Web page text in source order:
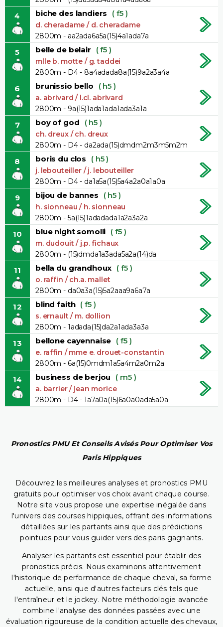
4 biche des landiers ( f5 )
d. cheradame / d. cheradame
2800m - aa2ada6a5a(15)4a1ada7a
5 belle de belair ( f5 )
mlle b. motte / g. taddei
2800m - D4 - 8a4adada8a(15)9a2a3a4a
6 brunissio bello ( h5 )
a. abrivard / l.cl. abrivard
2800m - 9a(15)1ada1ada1ada3a1a
7 boy of god ( h5 )
ch. dreux / ch. dreux
2800m - D4 - da2ada(15)dmdm2m3m5m2m
8 boris du clos ( h5 )
j. lebouteiller / j. lebouteiller
2800m - D4 - da1a5a(15)5a4a2a0a1a0a
9 bijou de bannes ( h5 )
h. sionneau / h. sionneau
2800m - 5a(15)1adadada1a2a3a2a
10 blue night somolli ( f5 )
m. dudouit / j.p. fichaux
2800m - (15)dmda1a3ada5a2a(14)da
11 bella du grandhoux ( f5 )
o. raffin / ch.a. mallet
2800m - da0a3a(15)5a2aaa9a6a7a
12 blind faith ( f5 )
s. ernault / m. dollion
2800m - 1adada(15)da2a1ada3a3a
13 bellone cayennaise ( f5 )
e. raffin / mme e. drouet-constantin
2800m - 6a(15)0mdm1a5a4m2a0m2a
14 business de berjou ( m5 )
a. barrier / jean morice
2800m - D4 - 1a7a0a(15)6a0a0ada5a0a
Pronostics PMU Et Conseils Avisés Pour Optimiser Vos
Paris Hippiques
Découvrez les meilleures analyses et pronostics PMU
gratuits pour optimiser vos choix avant chaque course.
Notre site vous propose une expertise inégalée dans
l'univers des courses hippiques, offrant des informations
détaillées sur les partants ainsi que des prédictions
pointues pour vous guider vers des paris gagnants.
Analyser les partants est essentiel pour établir des
pronostics précis. Nous examinons attentivement
l'historique de performance de chaque cheval, sa forme
actuelle, ainsi que d'autres facteurs clés tels que
l'entraîneur et le jockey. Notre méthodologie avancée
combine l'analyse des données passées avec une
évaluation rigoureuse de la condition actuelle des chevaux,